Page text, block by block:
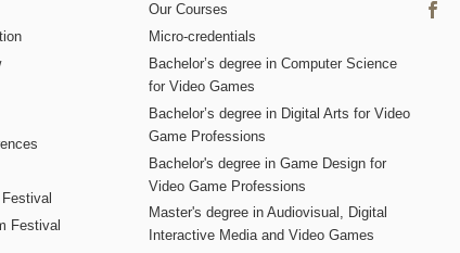
Festival
Our Courses
Micro-credentials
Bachelor’s degree in Computer Science
for Video Games
Bachelor’s degree in Digital Arts for Video
Game Professions
Bachelor's degree in Game Design for
Video Game Professions
Master's degree in Audiovisual, Digital
Interactive Media and Video Games